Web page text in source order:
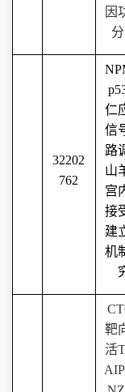
因
32202
762
仁
信
路
山
宫
接
建
机
靶
活